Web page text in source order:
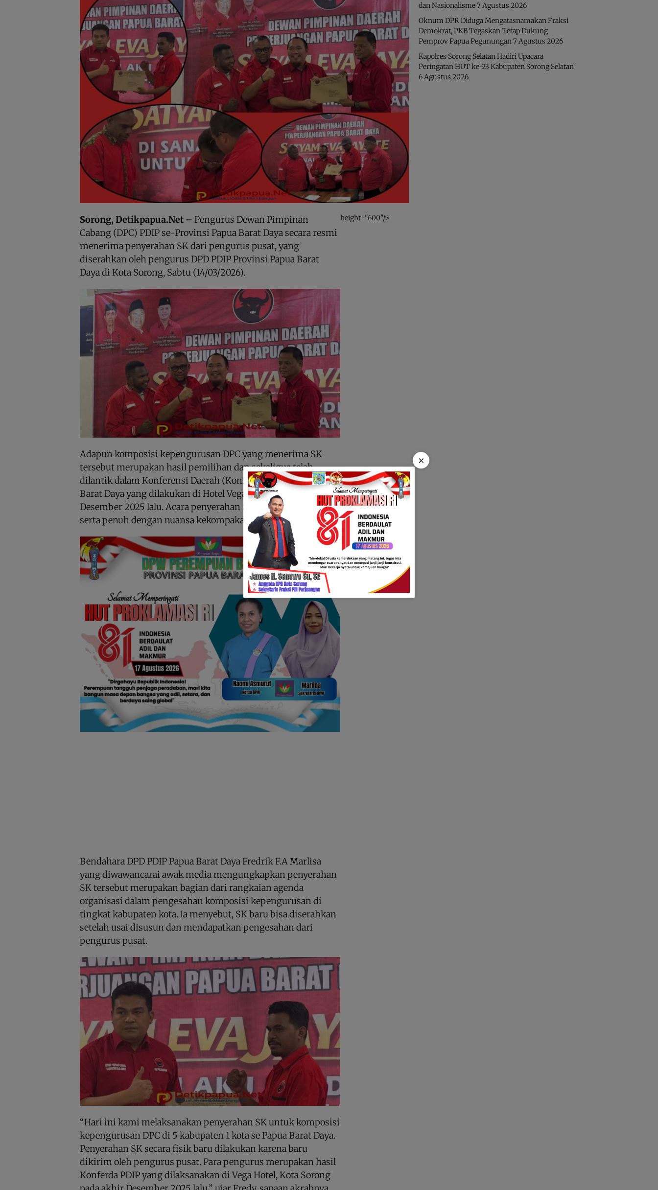
Sorong, Detikpapua.Net – Pengurus Dewan Pimpinan
Cabang (DPC) PDIP se-Provinsi Papua Barat Daya secara resmi
menerima penyerahan SK dari pengurus pusat, yang
diserahkan oleh pengurus DPD PDIP Provinsi Papua Barat
Daya di Kota Sorong, Sabtu (14/03/2026).
Adapun komposisi kepengurusan DPC yang menerima SK
tersebut merupakan hasil pemilihan dan sekaligus telah
dilantik dalam Konferensi Daerah (Konferda) PDIP se-Papua
Barat Daya yang dilakukan di Hotel Vega, Kota Sorong, akhir
Desember 2025 lalu. Acara penyerahan SK berlangsung aman
serta penuh dengan nuansa kekompakan dan kekeluargaan.
Bendahara DPD PDIP Papua Barat Daya Fredrik F.A Marlisa
yang diwawancarai awak media mengungkapkan penyerahan
SK tersebut merupakan bagian dari rangkaian agenda
organisasi dalam pengesahan komposisi kepengurusan di
tingkat kabupaten kota. Ia menyebut, SK baru bisa diserahkan
setelah usai disusun dan mendapatkan pengesahan dari
pengurus pusat.
“Hari ini kami melaksanakan penyerahan SK untuk komposisi
kepengurusan DPC di 5 kabupaten 1 kota se Papua Barat Daya.
Penyerahan SK secara fisik baru dilakukan karena baru
dikirim oleh pengurus pusat. Para pengurus merupakan hasil
Konferda PDIP yang dilaksanakan di Vega Hotel, Kota Sorong
height="600"/>
dan Nasionalisme7 Agustus 2026
Oknum DPR Diduga Mengatasnamakan Fraksi
Demokrat, PKB Tegaskan Tetap Dukung
Pemprov Papua Pegunungan7 Agustus 2026
Kapolres Sorong Selatan Hadiri Upacara
Peringatan HUT ke-23 Kabupaten Sorong Selatan
6 Agustus 2026
×